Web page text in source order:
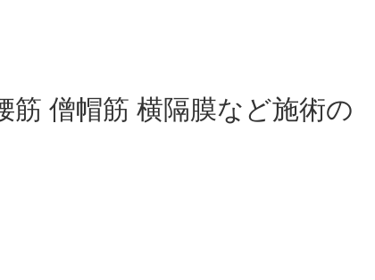
僧帽筋 横隔膜など施術の